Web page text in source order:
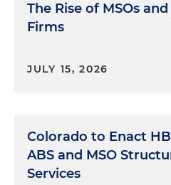
The Rise of MSOs
Firms
JULY 15, 2026
Colorado to Enact
ABS and MSO
Services